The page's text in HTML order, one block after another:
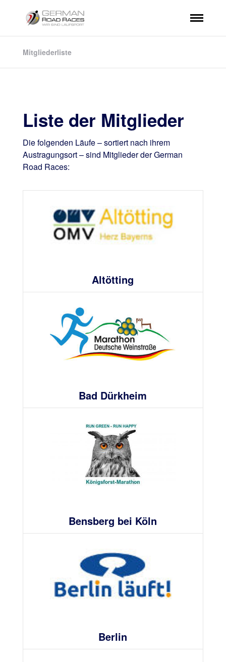
Mitgliederliste
Liste der Mitglieder
Die folgenden Läufe – sortiert nach ihrem
Austragungsort – sind Mitglieder der German
Road Races:
Altötting
Bad Dürkheim
Bensberg bei Köln
Berlin